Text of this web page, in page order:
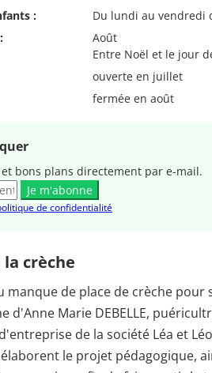
:
Du lundi au vendredi
Août
Entre Noël et le jour
ouverte en juillet
fermée en août
et bons plans directement par e-mail.
Je m'abonne
de confidentialité
crèche
manque de place de crèche pour
d'Anne Marie DEBELLE,
de la société Léa et
le projet pédagogique,